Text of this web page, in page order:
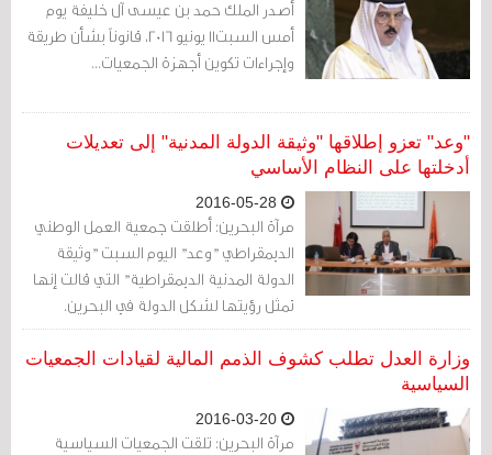
أصدر الملك حمد بن عيسى آل خليفة يوم
أمس السبت11 يونيو 2016، قانوناً بشأن طريقة
وإجراءات تكوين أجهزة الجمعيات...
"وعد" تعزو إطلاقها "وثيقة الدولة المدنية" إلى تعديلات
أدخلتها على النظام الأساسي
مرآة البحرين: أطلقت جمعية العمل الوطني
الديمقراطي "وعد" اليوم السبت "وثيقة
الدولة المدنية الديمقراطية" التي قالت إنها
تمثل رؤيتها لشكل الدولة في البحرين.
وزارة العدل تطلب كشوف الذمم المالية لقيادات الجمعيات
السياسية
مرآة البحرين: تلقت الجمعيات السياسية